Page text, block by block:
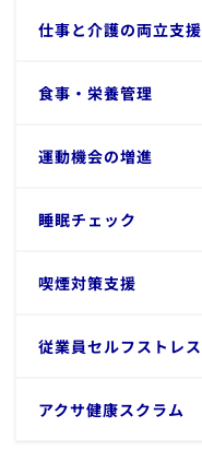
ユニット・リンク介護
ユニット・リンク保険（
継続入院収入支援ユニ
ユニット・リンク個人年
2013年10月2日以降
ユニット・リンク保険（
ガン収入保障保険（無
低払いもどし金型定期
​仕事と介護の両立支援
​食事・栄養管理
​運動機会の増進
​睡眠チェック
​喫煙対策支援
従業員セルフストレ
​アクサ健康スクラム